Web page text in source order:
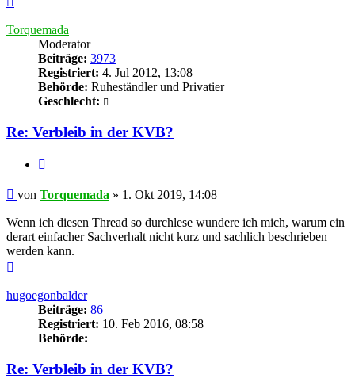
Torquemada
Moderator
Beiträge: 3973
Registriert: 4. Jul 2012, 13:08
Behörde: Ruheständler und Privatier
Geschlecht:
Re: Verbleib in der KVB?
Beitrag
von Torquemada » 1. Okt 2019, 14:08
Wenn ich diesen Thread so durchlese wundere ich mich, warum ein
derart einfacher Sachverhalt nicht kurz und sachlich beschrieben
werden kann.
hugoegonbalder
Beiträge: 86
Registriert: 10. Feb 2016, 08:58
Behörde:
Re: Verbleib in der KVB?